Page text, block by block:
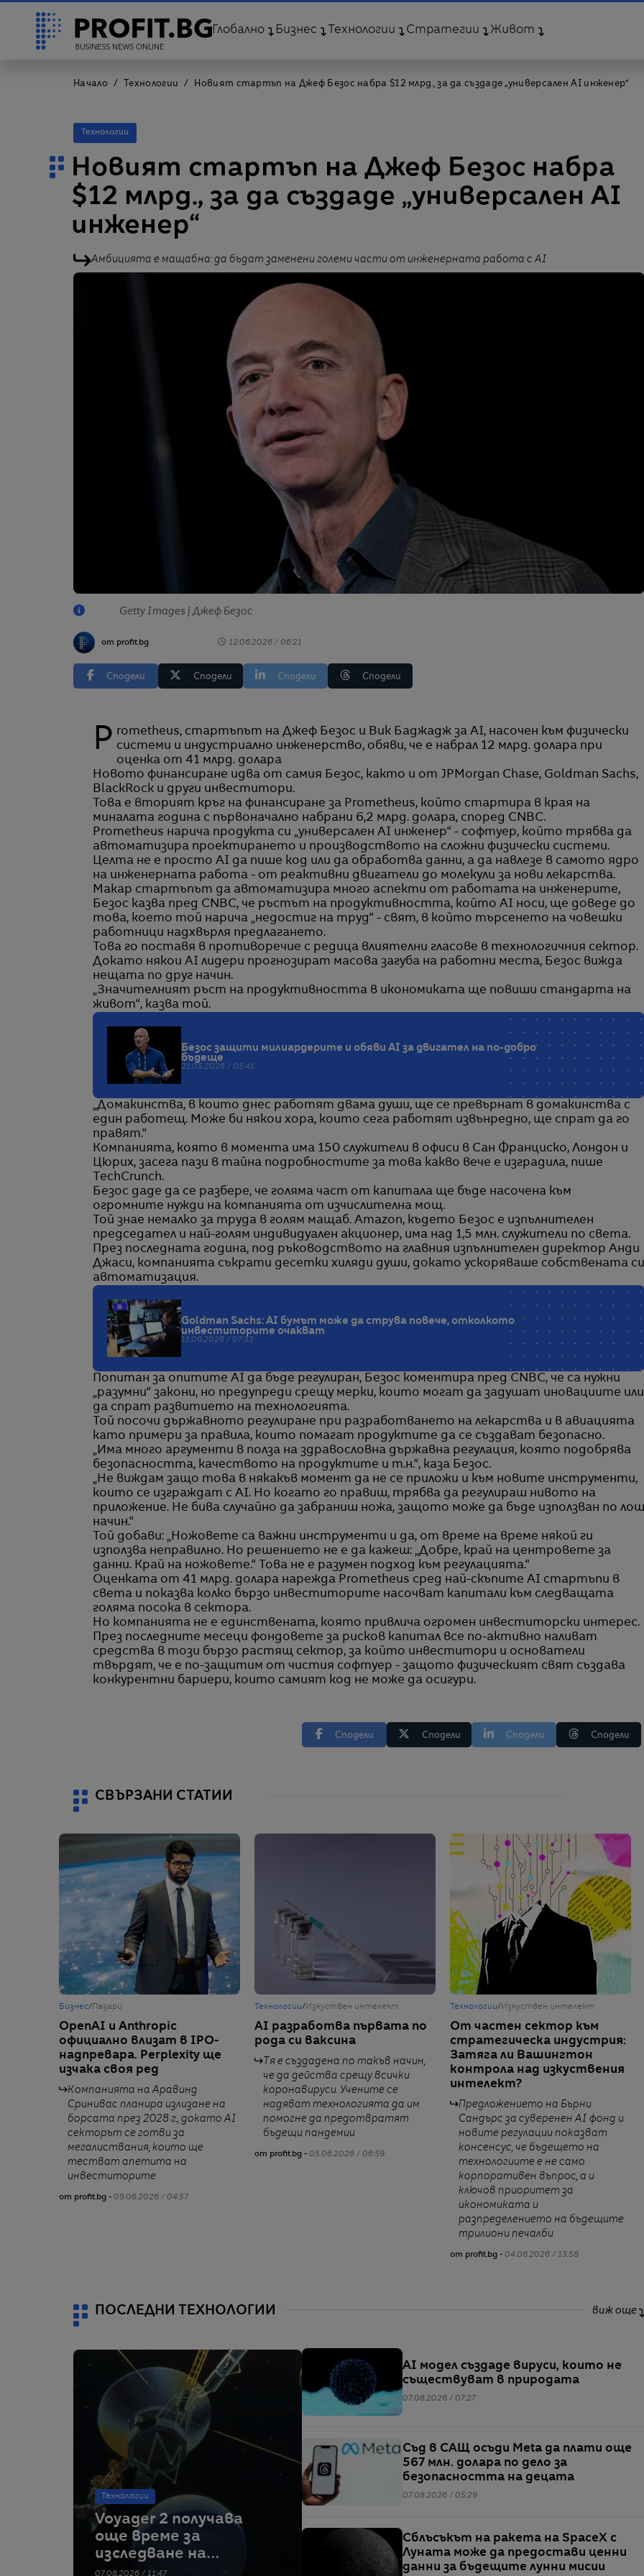
Глобално Бизнес Технологии Стратегии Живот
Начало Технологии Новият стартъп на Джеф Безос набра $12 млрд., за да създаде „универсален AI инженер“
Технологии
Новият стартъп на Джеф Безос набра
$12 млрд., за да създаде „универсален AI
инженер“
Амбицията е мащабна: да бъдат заменени големи части от инженерната работа с AI
Getty Images | Джеф Безос
от profit.bg 12.06.2026 / 06:21
Сподели Сподели Сподели Сподели
Prometheus, стартъпът на Джеф Безос и Вик Баджадж за AI, насочен към физически системи и индустриално инженерство, обяви, че е набрал 12 млрд. долара при
оценка от 41 млрд. долара
Новото финансиране идва от самия Безос, както и от JPMorgan Chase, Goldman Sachs,
BlackRock и други инвеститори.
Това е вторият кръг на финансиране за Prometheus, който стартира в края на
миналата година с първоначално набрани 6,2 млрд. долара, според CNBC.
Prometheus нарича продукта си „универсален AI инженер“ - софтуер, който трябва да
автоматизира проектирането и производството на сложни физически системи.
Целта не е просто AI да пише код или да обработва данни, а да навлезе в самото ядро
на инженерната работа - от реактивни двигатели до молекули за нови лекарства.
Макар стартъпът да автоматизира много аспекти от работата на инженерите,
Безос казва пред CNBC, че ръстът на продуктивността, който AI носи, ще доведе до
това, което той нарича „недостиг на труд“ - свят, в който търсенето на човешки
работници надхвърля предлагането.
Това го поставя в противоречие с редица влиятелни гласове в технологичния сектор.
Докато някои AI лидери прогнозират масова загуба на работни места, Безос вижда
нещата по друг начин.
„Значителният ръст на продуктивността в икономиката ще повиши стандарта на
живот“, казва той.
Безос защити милиардерите и обяви AI за двигател на по-добро
бъдеще
21.05.2026 / 05:41
„Домакинства, в които днес работят двама души, ще се превърнат в домакинства с
един работещ. Може би някои хора, които сега работят извънредно, ще спрат да го
правят.“
Компанията, която в момента има 150 служители в офиси в Сан Франциско, Лондон и
Цюрих, засега пази в тайна подробностите за това какво вече е изградила, пише
TechCrunch.
Безос даде да се разбере, че голяма част от капитала ще бъде насочена към
огромните нужди на компанията от изчислителна мощ.
Той знае немалко за труда в голям мащаб. Amazon, където Безос е изпълнителен
председател и най-голям индивидуален акционер, има над 1,5 млн. служители по света.
През последната година, под ръководството на главния изпълнителен директор Анди
Джаси, компанията съкрати десетки хиляди души, докато ускоряваше собствената си
автоматизация.
Goldman Sachs: AI бумът може да струва повече, отколкото
инвеститорите очакват
11.06.2026 / 07:33
Попитан за опитите AI да бъде регулиран, Безос коментира пред CNBC, че са нужни
„разумни“ закони, но предупреди срещу мерки, които могат да задушат иновациите или
да спрат развитието на технологията.
Той посочи държавното регулиране при разработването на лекарства и в авиацията
като примери за правила, които помагат продуктите да се създават безопасно.
„Има много аргументи в полза на здравословна държавна регулация, която подобрява
безопасността, качеството на продуктите и т.н.“, каза Безос.
„Не виждам защо това в някакъв момент да не се приложи и към новите инструменти,
които се изграждат с AI. Но когато го правиш, трябва да регулираш нивото на
приложение. Не бива случайно да забраниш ножа, защото може да бъде използван по лош
начин.“
Той добави: „Ножовете са важни инструменти и да, от време на време някой ги
използва неправилно. Но решението не е да кажеш: „Добре, край на центровете за
данни. Край на ножовете.“ Това не е разумен подход към регулацията.“
Оценката от 41 млрд. долара нарежда Prometheus сред най-скъпите AI стартъпи в
света и показва колко бързо инвеститорите насочват капитали към следващата
голяма посока в сектора.
Но компанията не е единствената, която привлича огромен инвеститорски интерес.
През последните месеци фондовете за рисков капитал все по-активно наливат
средства в този бързо растящ сектор, за който инвеститори и основатели
твърдят, че е по-защитим от чистия софтуер - защото физическият свят създава
конкурентни бариери, които самият код не може да осигури.
Сподели Сподели Сподели Сподели
СВЪРЗАНИ СТАТИИ
Бизнес/ Пазари
OpenAI и Anthropic
официално влизат в IPO-
надпревара. Perplexity ще
изчака своя ред
Компанията на Аравинд
Сринивас планира излизане на
борсата през 2028 г., докато AI
секторът се готви за
мегалиствания, които ще
тестват апетита на
инвеститорите
от profit.bg - 09.06.2026 / 04:57
Технологии/ Изкуствен интелект
AI разработва първата по
рода си ваксина
Тя е създадена по такъв начин,
че да действа срещу всички
коронавируси. Учените се
надяват технологията да им
помогне да предотвратят
бъдещи пандемии
от profit.bg - 05.06.2026 / 06:59
Технологии/ Изкуствен интелект
От частен сектор към
стратегическа индустрия:
Затяга ли Вашингтон
контрола над изкуствения
интелект?
Предложението на Бърни
Сандърс за суверенен AI фонд и
новите регулации показват
консенсус, че бъдещето на
технологиите е не само
корпоративен въпрос, а и
ключов приоритет за
икономиката и
разпределението на бъдещите
трилиони печалби
от profit.bg - 04.06.2026 / 13:58
ПОСЛЕДНИ ТЕХНОЛОГИИ виж още
Технологии
Voyager 2 получава
още време за
изследване на
междузвездното
07.08.2026 / 11:47
AI модел създаде вируси, които не
съществуват в природата
07.08.2026 / 07:27
Съд в САЩ осъди Meta да плати още
567 млн. долара по дело за
безопасността на децата
07.08.2026 / 05:29
Сблъсъкът на ракета на SpaceX с
Луната може да предостави ценни
данни за бъдещите лунни мисии